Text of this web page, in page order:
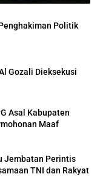
Politik
Gozali Dieksekusi
Asal Kabupaten
Maaf
Jembatan Perintis
TNI dan Rakyat